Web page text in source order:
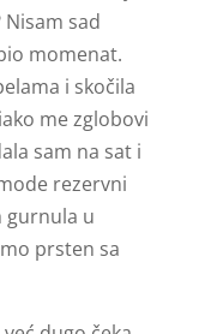
sad
momenat.
i skočila
me zglobovi
sam na sat i
rezervni
gurnula u
prsten sa